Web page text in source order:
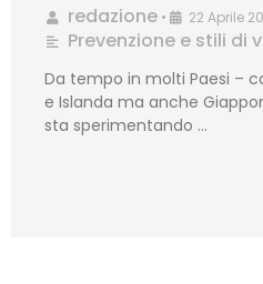
redazione • 22 Aprile
Prevenzione e stili di
Da tempo in molti Paesi –
e Islanda ma anche
sta sperimentando …